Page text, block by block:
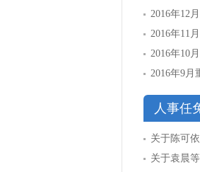
2016年12
2016年11
2016年10
2016年9月
人事任
关于陈可
关于袁晨